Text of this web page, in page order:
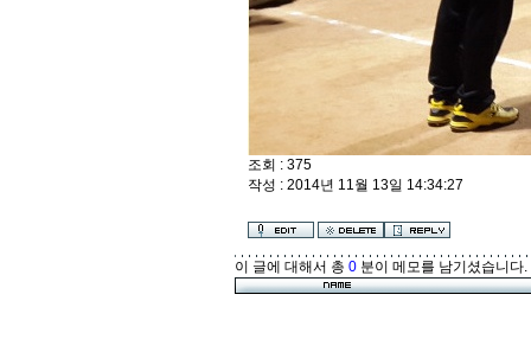
조회 : 375
작성 : 2014년 11월 13일 14:34:27
이 글에 대해서 총 0 분이 메모를 남기셨습니다.